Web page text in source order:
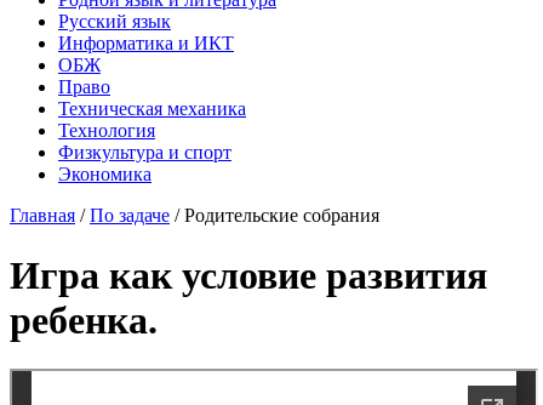
Русский язык
Информатика и ИКТ
ОБЖ
Право
Техническая механика
Технология
Физкультура и спорт
Экономика
Главная /По задаче /Родительские собрания
Игра как условие развития
ребенка.